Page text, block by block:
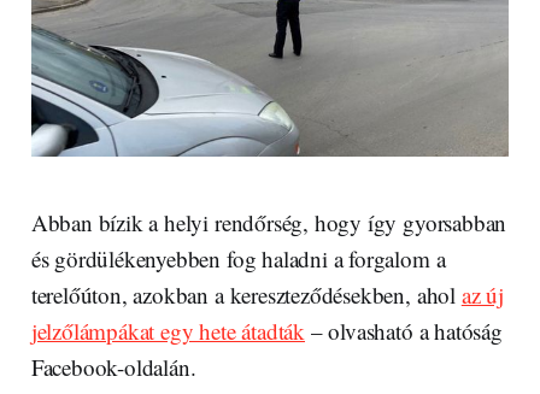
Abban bízik a helyi rendőrség, hogy így gyorsabban
és gördülékenyebben fog haladni a forgalom a
terelőúton, azokban a kereszteződésekben, ahol az új
jelzőlámpákat egy hete átadták – olvasható a hatóság
Facebook-oldalán.